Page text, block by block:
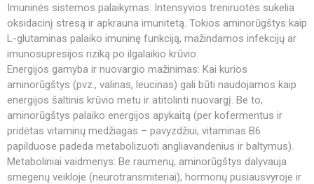
Imuninės sistemos palaikymas: Intensyvios treniruotės sukelia
oksidacinį stresą ir apkrauna imunitetą. Tokios aminorūgštys kaip
L-glutaminas palaiko imuninę funkciją, mažindamos infekcijų ar
imunosupresijos riziką po ilgalaikio krūvio.
Energijos gamyba ir nuovargio mažinimas: Kai kurios
aminorūgštys (pvz., valinas, leucinas) gali būti naudojamos kaip
energijos šaltinis krūvio metu ir atitolinti nuovargį. Be to,
aminorūgštys palaiko energijos apykaitą (per kofermentus ir
pridėtas vitaminų medžiagas – pavyzdžiui, vitaminas B6
papilduose padeda metabolizuoti angliavandenius ir baltymus).
Metaboliniai vaidmenys: Be raumenų, aminorūgštys dalyvauja
smegenų veikloje (neurotransmiteriai), hormonų pusiausvyroje ir